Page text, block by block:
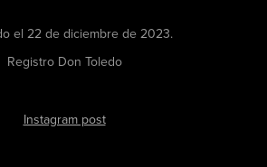
el 22 de diciembre de 2023.
Registro Don Toledo
Instagram post